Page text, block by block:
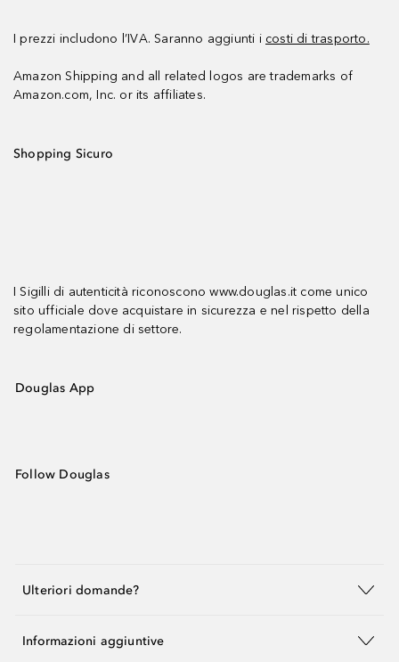
I prezzi includono l’IVA. Saranno aggiunti i costi di trasporto.
Amazon Shipping and all related logos are trademarks of
Amazon.com, Inc. or its affiliates.
Shopping Sicuro
I Sigilli di autenticità riconoscono www.douglas.it come unico
sito ufficiale dove acquistare in sicurezza e nel rispetto della
regolamentazione di settore.
Douglas App
Follow Douglas
Ulteriori domande?
Informazioni aggiuntive